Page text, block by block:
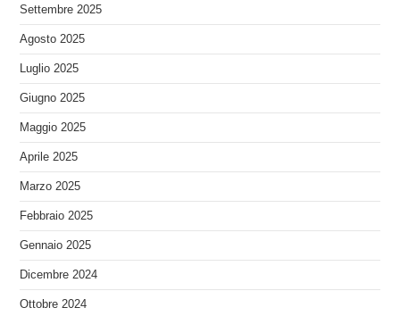
Settembre 2025
Agosto 2025
Luglio 2025
Giugno 2025
Maggio 2025
Aprile 2025
Marzo 2025
Febbraio 2025
Gennaio 2025
Dicembre 2024
Ottobre 2024